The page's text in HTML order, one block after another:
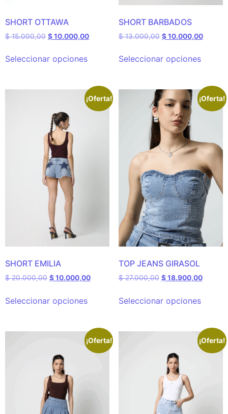
SHORT OTTAWA
$15.000,00 $10.000,00
Seleccionar opciones
SHORT BARBADOS
$13.000,00 $10.000,00
Seleccionar opciones
¡Oferta!
SHORT EMILIA
$20.000,00 $10.000,00
Seleccionar opciones
¡Oferta!
TOP JEANS GIRASOL
$27.000,00 $18.900,00
Seleccionar opciones
¡Oferta! ¡Oferta!